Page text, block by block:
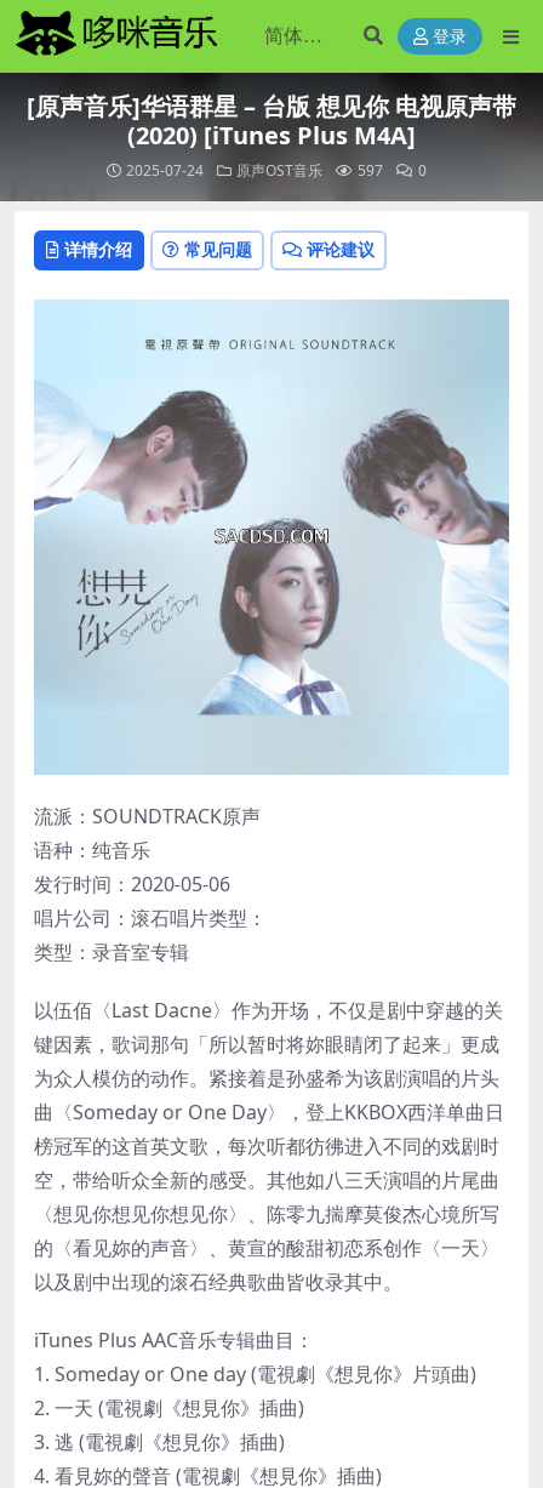
登录
[原声音乐]华语群星 – 台版 想见你 电视原声带
(2020) [iTunes Plus M4A]
2025-07-24 原声OST音乐 597 0
详情介绍 常见问题 评论建议
流派：SOUNDTRACK原声
语种：纯音乐
发行时间：2020-05-06
唱片公司：滚石唱片类型：
类型：录音室专辑
以伍佰〈Last Dacne〉作为开场，不仅是剧中穿越的关
键因素，歌词那句「所以暂时将妳眼睛闭了起来」更成
为众人模仿的动作。紧接着是孙盛希为该剧演唱的片头
曲〈Someday or One Day〉，登上KKBOX西洋单曲日
榜冠军的这首英文歌，每次听都彷彿进入不同的戏剧时
空，带给听众全新的感受。其他如八三夭演唱的片尾曲
〈想见你想见你想见你〉、陈零九揣摩莫俊杰心境所写
的〈看见妳的声音〉、黄宣的酸甜初恋系创作〈一天〉
以及剧中出现的滚石经典歌曲皆收录其中。
iTunes Plus AAC音乐专辑曲目：
1. Someday or One day (電視劇《想見你》片頭曲)
2. 一天 (電視劇《想見你》插曲)
3. 逃 (電視劇《想見你》插曲)
4. 看見妳的聲音 (電視劇《想見你》插曲)